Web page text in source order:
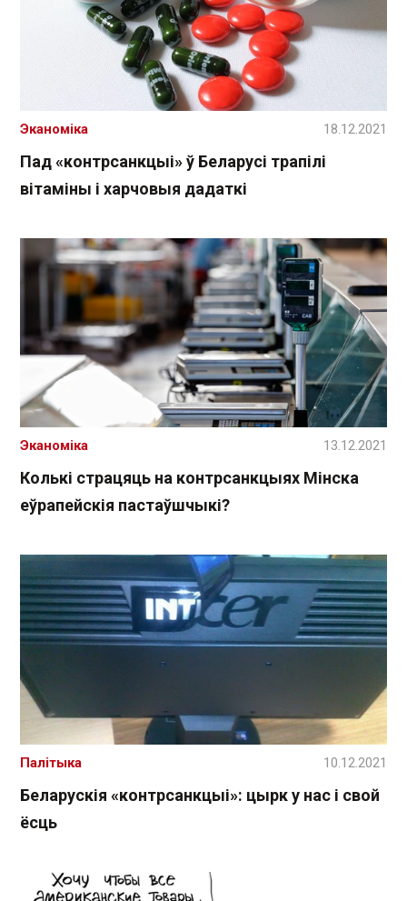
Пад «контрсанкцыі» ў Беларусі трапілі
вітаміны і харчовыя дадаткі
Эканоміка 18.12.2021
Колькі страцяць на контрсанкцыях Мінска
еўрапейскія пастаўшчыкі?
Эканоміка 13.12.2021
Беларускія «контрсанкцыі»: цырк у нас і свой
ёсць
Палітыка 10.12.2021